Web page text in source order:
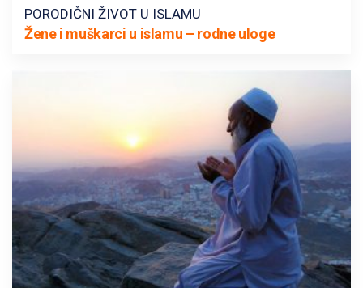
PORODIČNI ŽIVOT U ISLAMU
Žene i muškarci u islamu – rodne uloge